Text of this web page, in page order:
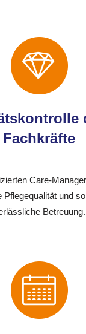
Fachkräfte
Care-
Pflegequalität und
Betreuung.